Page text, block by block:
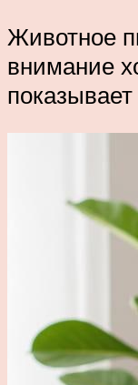
Животное
внимание